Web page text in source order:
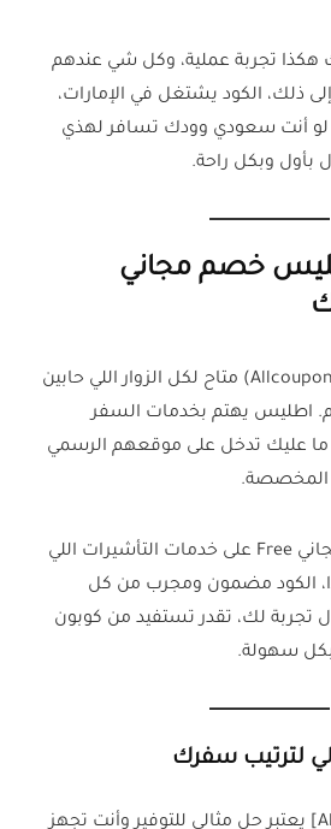
هكذا تجربة عملية، وكل شي عندهم
ذلك، الكود يشتغل في الإمارات،
لو أنت سعودي وودك تسافر لهذي
بأول وبكل راحة.
خصم مجاني
كوبون خصم اطليس (Allcouponat) متاح لكل الزوار اللي حابين
اطليس يهتم بخدمات السفر
ما عليك تدخل على موقعهم الرسمي
المخصصة.
الكوبون يعطيك خصم مجاني Free على خدمات التأشيرات اللي
الكود مضمون ومجرب من كل
تجربة لك، تقدر تستفيد من كوبون
سهولة.
لترتيب سفرك
كود اطليس [Allcouponat] يعتبر حل مثالي للتوفير وأنت تجهز